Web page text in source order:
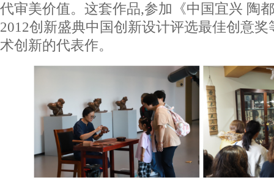
代审美价值。这套作品,参加《中国宜兴 陶
2012创新盛典中国创新设计评选最佳创意
术创新的代表作。